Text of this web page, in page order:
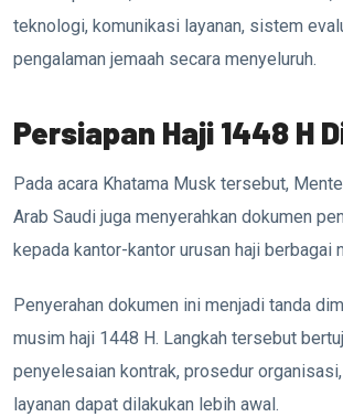
teknologi, komunikasi layanan, sistem
pengalaman jemaah secara menyeluruh.
Persiapan Haji 1448 H
Pada acara Khatama Musk tersebut,
Arab Saudi juga menyerahkan dokumen
kepada kantor-kantor urusan haji berbagai
Penyerahan dokumen ini menjadi tanda
musim haji 1448 H. Langkah tersebut
penyelesaian kontrak, prosedur
layanan dapat dilakukan lebih awal.